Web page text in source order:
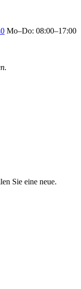
Mo–Do: 08:00–17:00
Sie eine neue.